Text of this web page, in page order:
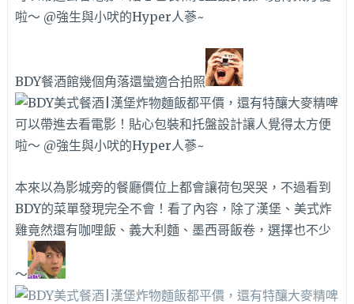
BDY餐酒館幾個角落還蠻適合拍照
本來以為影城旁的餐廳價位上都會讓荷包哭哭，不過看到
BDY的菜單發現完全不會！看了內容，除了漢堡、美式炸
雞竟然還有咖哩飯、義大利麵、墨西哥飯卷，選擇也不少
～